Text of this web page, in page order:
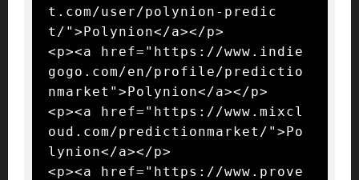
t.com/user/polynion-predic
t/">Polynion</a></p>
<p><a href="https://www.indie
gogo.com/en/profile/predictio
nmarket">Polynion</a></p>
<p><a href="https://www.mixcl
oud.com/predictionmarket/">Po
lynion</a></p>
<p><a href="https://www.prove